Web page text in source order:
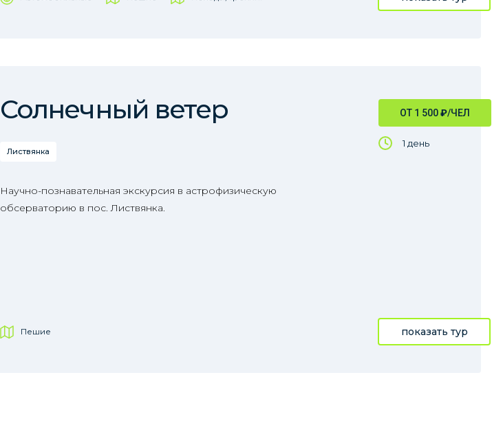
ОТ 1 500₽/ЧЕЛ
1 день
Солнечный ветер
Листвянка
Научно-познавательная экскурсия в астрофизическую
обсерваторию в пос. Листвянка.
Пешие показать тур